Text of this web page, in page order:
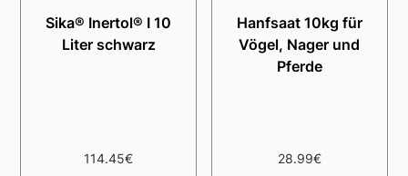
Sika® Inertol® I 10
Liter schwarz
114.45€
Hanfsaat 10kg für
Vögel, Nager und
Pferde
28.99€